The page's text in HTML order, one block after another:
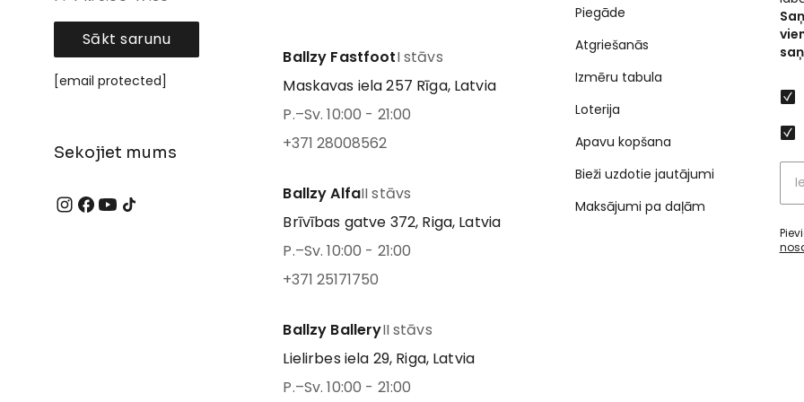
Sākt sarunu
[email protected]
Sekojiet mums
Ballzy FastfootI stāvs
Maskavas iela 257 Rīga, Latvia
P.–Sv. 10:00 - 21:00
+371 28008562
Ballzy AlfaII stāvs
Brīvības gatve 372, Riga, Latvia
P.–Sv. 10:00 - 21:00
+371 25171750
Ballzy BalleryII stāvs
Lielirbes iela 29, Riga, Latvia
P.–Sv. 10:00 - 21:00
Piegāde
Atgriešanās
Izmēru tabula
Loterija
Apavu kopšana
Bieži uzdotie jautājumi
Maksājumi pa daļām